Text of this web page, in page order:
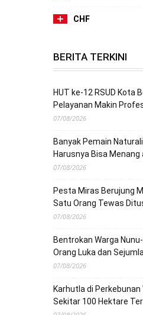
CHF
BERITA TERKINI
HUT ke-12 RSUD Kota
Pelayanan Makin
07/08/2026
Banyak Pemain
Harusnya Bisa
07/08/2026
Pesta Miras Berujung
Satu Orang Tewas
07/08/2026
Bentrokan Warga
Orang Luka dan
07/08/2026
Karhutla di
Sekitar 100 Hektare